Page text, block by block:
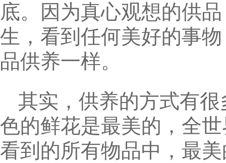
底。因为真心观想的供
生，看到任何美好的事
品供养一样。
其实，供养的方式有
色的鲜花是最美的，全
看到的所有物品中，最